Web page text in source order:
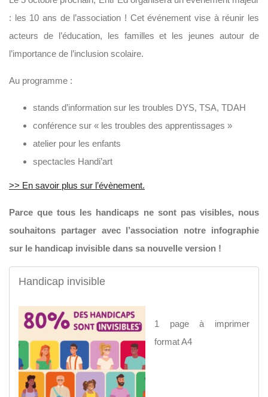
: les 10 ans de l’association ! Cet événement vise à réunir les
acteurs de l’éducation, les familles et les jeunes autour de
l’importance de l’inclusion scolaire.
Au programme :
stands d’information sur les troubles DYS, TSA, TDAH
conférence sur « les troubles des apprentissages »
atelier pour les enfants
spectacles Handi’art
>> En savoir plus sur l’évènement.
Parce que tous les handicaps ne sont pas visibles, nous
souhaitons partager avec l’association notre infographie
sur le handicap invisible dans sa nouvelle version !
Handicap invisible
1 page à imprimer
format A4